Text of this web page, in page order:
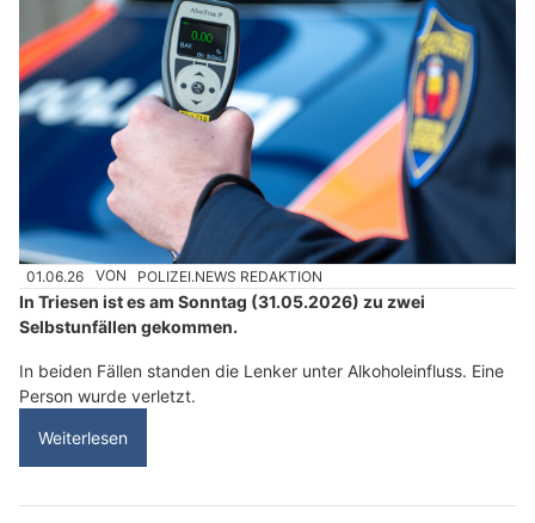
01.06.26 VON POLIZEI.NEWS REDAKTION
In Triesen ist es am Sonntag (31.05.2026) zu zwei
Selbstunfällen gekommen.
In beiden Fällen standen die Lenker unter Alkoholeinfluss. Eine
Person wurde verletzt.
Weiterlesen